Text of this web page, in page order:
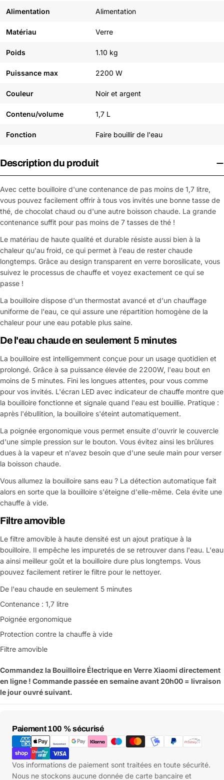
Alimentation Alimentation
Matériau Verre
Poids 1.10 kg
Puissance max 2200 W
Couleur Noir et argent
Contenu/volume 1,7 L
Fonction Faire bouillir de l'eau
Description du produit
Avec cette bouilloire d'une contenance de pas moins de 1,7 litre,
vous pouvez facilement offrir à tous vos invités une bonne tasse de
thé, de chocolat chaud ou d'une autre boisson chaude. La grande
contenance suffit pour pas moins de 7 tasses de thé !
Le matériau de haute qualité et durable résiste aussi bien à la
chaleur qu'au froid, ce qui permet à l'eau de rester chaude
longtemps. Grâce au design transparent en verre borosilicate, vous
suivez le processus de chauffe et voyez exactement ce qui se
passe !
La bouilloire dispose d'un thermostat avancé et d'un chauffage
uniforme de l'eau, ce qui assure une répartition homogène de la
chaleur pour une eau potable plus saine.
De l'eau chaude en seulement 5 minutes
La bouilloire est intelligemment conçue pour un usage quotidien et
prolongé. Grâce à sa puissance élevée de 2200W, l'eau bout en
moins de 5 minutes. Fini les longues attentes, pour vous comme
pour vos invités. L'écran LED avec indicateur de chauffe montre que
la bouilloire fonctionne et signale quand l'eau est bouillie. Pratique :
après l'ébullition, la bouilloire s'éteint automatiquement.
La poignée ergonomique vous permet ensuite d'ouvrir le couvercle
d'une simple pression sur le bouton. Vous évitez ainsi les brûlures
dues à la vapeur et n'avez besoin que d'une seule main pour verser
la boisson chaude.
Vous allumez la bouilloire sans eau ? La détection automatique fait
alors en sorte que la bouilloire s'éteigne d'elle-même. Cela évite une
chauffe à vide.
Filtre amovible
Le filtre amovible à haute densité est un ajout pratique à la
bouilloire. Il empêche les impuretés de se retrouver dans l'eau. L'eau
a ainsi meilleur goût et la bouilloire dure plus longtemps. Vous
pouvez facilement retirer le filtre pour le nettoyer.
De l'eau chaude en seulement 5 minutes
Contenance : 1,7 litre
Poignée ergonomique
Protection contre la chauffe à vide
Filtre amovible
Commandez la Bouilloire Électrique en Verre Xiaomi directement
en ligne ! Commande passée en semaine avant 20h00 = livraison
le jour ouvré suivant.
Paiement 100 % sécurisé
Moyens
de
paiement
Vos informations de paiement sont traitées en toute sécurité.
Nous ne stockons aucune donnée de carte bancaire et
Partager ce produit
Partager
Copier
nom
Votre
email
Votre